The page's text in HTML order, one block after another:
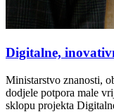
Digitalne,
Ministarstvo znanosti,
dodjele potpora male
sklopu projekta